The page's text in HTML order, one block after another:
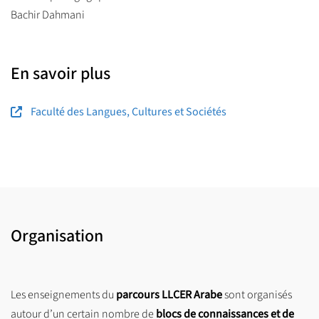
Bachir Dahmani
En savoir plus
Faculté des Langues, Cultures et Sociétés
Organisation
Les enseignements du parcours LLCER Arabesont organisés
autour d’un certain nombre deblocs de connaissances et de